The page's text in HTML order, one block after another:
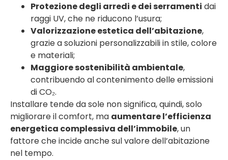
Protezione degli arredi e dei serramenti dai
raggi UV, che ne riducono l’usura;
Valorizzazione estetica dell’abitazione,
grazie a soluzioni personalizzabili in stile, colore
e materiali;
Maggiore sostenibilità ambientale,
contribuendo al contenimento delle emissioni
di CO₂.
Installare tende da sole non significa, quindi, solo
migliorare il comfort, ma aumentare l’efficienza
energetica complessiva dell’immobile, un
fattore che incide anche sul valore dell’abitazione
nel tempo.